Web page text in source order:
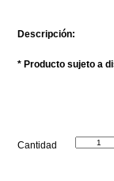
Descripción:
* Producto sujeto a
Cantidad